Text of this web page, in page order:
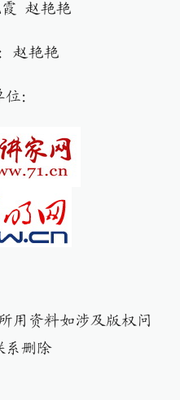
霞 赵艳艳
赵艳艳
：
用资料如涉及版权问
系删除